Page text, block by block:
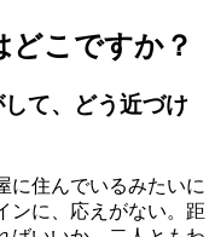
どこですか？
して、どう近づけ
に住んでいるみたいに
ンに、応えがない。距